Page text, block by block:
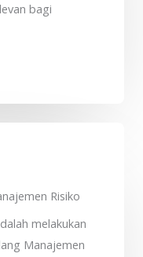
bagi
Risiko
melakukan
Manajemen